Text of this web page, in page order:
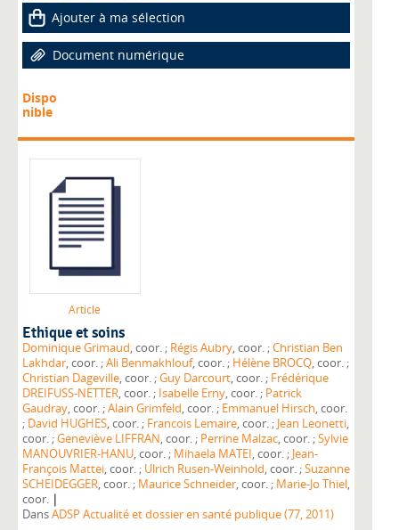
Ajouter à ma sélection
Document numérique
Dispo
nible
Article
Ethique et soins
Dominique Grimaud , coor. ; Régis Aubry , coor. ;Christian Ben
Lakhdar
, coor. ;Ali Benmakhlouf , coor. ; Hélène BROCQ
, coor. ;
Christian Dageville
, coor. ;Guy Darcourt , coor. ; Frédérique
DREIFUSS-NETTER
, coor. ; Isabelle Erny , coor. ; Patrick
Gaudray
, coor. ;Alain Grimfeld , coor. ; Emmanuel Hirsch, coor.
; David HUGHES , coor. ; Francois Lemaire , coor. ; Jean Leonetti,
coor. ;Geneviève LIFFRAN , coor. ; Perrine Malzac , coor. ;Sylvie
MANOUVRIER-HANU
, coor. ; Mihaela MATEI , coor. ; Jean-
François Mattei
, coor. ; Ulrich Rusen-Weinhold , coor. ;Suzanne
SCHEIDEGGER
, coor. ; Maurice Schneider , coor. ; Marie-Jo Thiel,
coor. |
DansADSP Actualité et dossier en santé publique (77, 2011)